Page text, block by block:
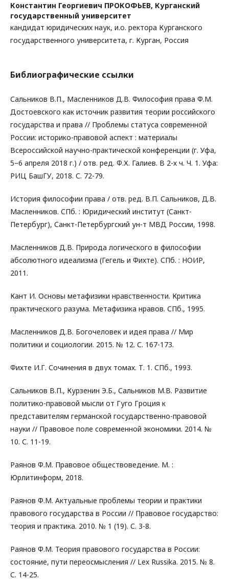
Константин Георгиевич ПРОКОФЬЕВ, Курганский
государственный университет
кандидат юридических наук, и.о. ректора Курганского
государственного университета, г. Курган, Россия
Библиографические ссылки
Сальников В.П., Масленников Д.В. Философия права Ф.М.
Достоевского как источник развития теории российского
государства и права // Проблемы статуса современной
России: историко-правовой аспект : материалы
Всероссийской научно-практической конференции (г. Уфа,
5–6 апреля 2018 г.) / отв. ред. Ф.Х. Галиев. В 2-х ч. Ч. 1. Уфа:
РИЦ БашГУ, 2018. С. 72-79.
История философии права / отв. ред. В.П. Сальников, Д.В.
Масленников. СПб. : Юридический институт (Санкт-
Петербург), Санкт-Петербургский ун-т МВД России, 1998.
Масленников Д.В. Природа логического в философии
абсолютного идеализма (Гегель и Фихте). СПб. : НОИР,
2011.
Кант И. Основы метафизики нравственности. Критика
практического разума. Метафизика нравов. СПб., 1995.
Масленников Д.В. Богочеловек и идея права // Мир
политики и социологии. 2015. № 12. С. 167-173.
Фихте И.Г. Сочинения в двух томах. Т. 1. СПб., 1993.
Сальников В.П., Курзенин Э.Б., Сальников М.В. Развитие
политико-правовой мысли от Гуго Гроция к
представителям германской государственно-правовой
науки // Правовое поле современной экономики. 2014. №
10. С. 11-19.
Раянов Ф.М. Правовое обществоведение. М. :
Юрлитинформ, 2018.
Раянов Ф.М. Актуальные проблемы теории и практики
правового государства в России // Правовое государство:
теория и практика. 2010. № 1 (19). С. 3-8.
Раянов Ф.М. Теория правового государства в России:
состояние, пути переосмысления // Lex Russika. 2015. № 8.
С. 14-25.